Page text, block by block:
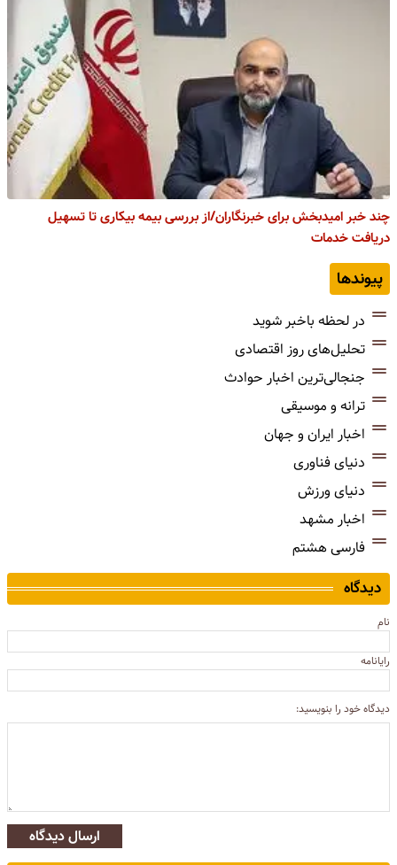
چند خبر امیدبخش برای خبرنگاران/از بررسی بیمه بیکاری تا تسهیل
دریافت خدمات
پیوندها
در لحظه باخبر شوید
تحلیل‌های روز اقتصادی
جنجالی‌ترین اخبار حوادث
ترانه و موسیقی
اخبار ایران و جهان
دنیای فناوری
دنیای ورزش
اخبار مشهد
فارسی هشتم
دیدگاه
نام
رایانامه
دیدگاه خود را بنویسید:
ارسال دیدگاه